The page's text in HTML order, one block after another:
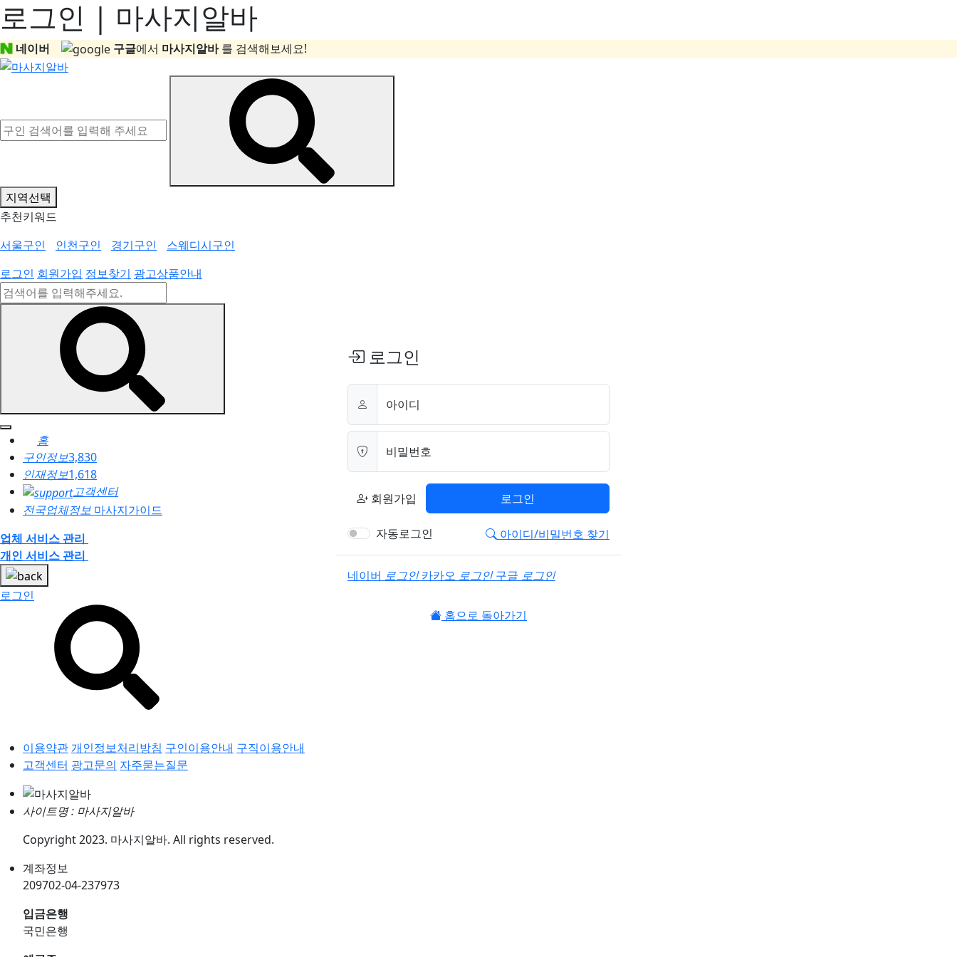
로그인 | 마사지알바
네이버 구글에서 마사지알바를 검색해보세요!
지역선택
추천키워드
서울구인
인천구인 경기구인
스웨디시구인
로그인 회원가입 정보찾기 광고상품안내
홈
구인정보3,830
인재정보1,618
고객센터
전국업체정보 마사지가이드
업체 서비스 관리
개인 서비스 관리
로그인
로그인
아이디
비밀번호
회원가입 로그인
자동로그인 아이디/비밀번호 찾기
소셜계정으로 로그인
네이버 로그인 카카오 로그인 구글 로그인
홈으로 돌아가기
이용약관 개인정보처리방침 구인이용안내 구직이용안내
고객센터 광고문의 자주묻는질문
사이트명 : 마사지알바
Copyright 2023. 마사지알바. All rights reserved.
계좌정보
209702-04-237973
입금은행
국민은행